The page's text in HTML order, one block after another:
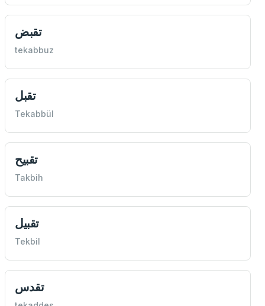
تقبض
tekabbuz
تقبل
Tekabbül
تقبيح
Takbih
تقبيل
Tekbil
تقدس